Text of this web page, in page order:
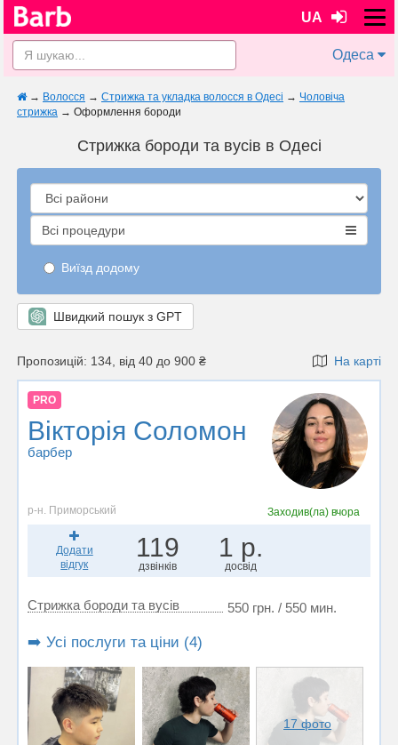
UA
Одеса
→ Волосся → Стрижка та укладка волосся в Одесі → Чоловіча
стрижка → Оформлення бороди
Стрижка бороди та вусів в Одесі
Всі процедури
Виїзд додому
Швидкий пошук з GPT
Пропозицій: 134, від 40 до 900 ₴ На карті
PRO
Вікторія Соломон
барбер
р-н. Приморський Заходив(ла) вчора
Додати
відгук
119
дзвінків
1 р.
досвід
Стрижка бороди та вусів 550 грн. / 550 мин.
➡️ Усі послуги та ціни (4)
17 фото